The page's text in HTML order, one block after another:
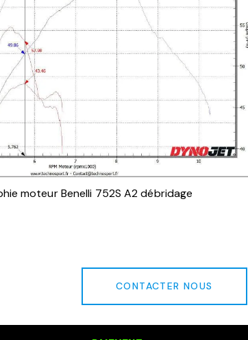
moteur Benelli 752S A2 débridage
CONTACTER NOUS